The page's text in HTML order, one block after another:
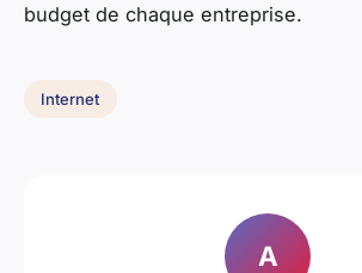
budget de chaque entreprise.
Internet
A